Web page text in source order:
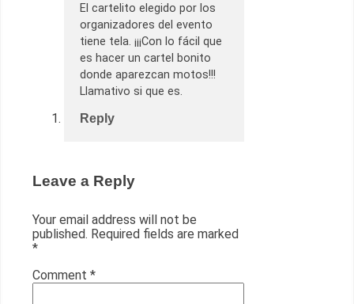
El cartelito elegido por los
organizadores del evento
tiene tela. ¡¡¡Con lo fácil que
es hacer un cartel bonito
donde aparezcan motos!!!
Llamativo si que es.
Reply
Leave a Reply
Your email address will not be
published. Required fields are marked
*
Comment *